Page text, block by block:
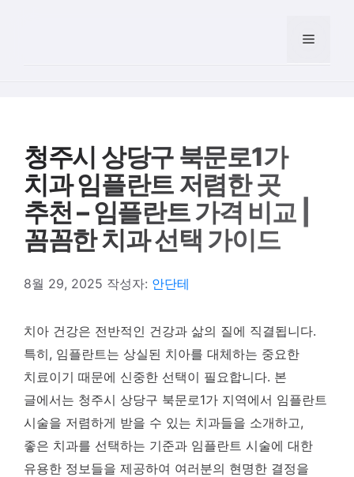
메뉴
청주시 상당구 북문로1가
치과 임플란트 저렴한 곳
추천 – 임플란트 가격 비교 |
꼼꼼한 치과 선택 가이드
8월 29, 2025 작성자: 안단테
치아 건강은 전반적인 건강과 삶의 질에 직결됩니다.
특히, 임플란트는 상실된 치아를 대체하는 중요한
치료이기 때문에 신중한 선택이 필요합니다. 본
글에서는 청주시 상당구 북문로1가 지역에서 임플란트
시술을 저렴하게 받을 수 있는 치과들을 소개하고,
좋은 치과를 선택하는 기준과 임플란트 시술에 대한
유용한 정보들을 제공하여 여러분의 현명한 결정을